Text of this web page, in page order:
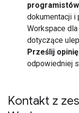
programistów
dokumentacji i
Workspace
dotyczące
Prześlij opinię
odpowiedniej
Kontakt z